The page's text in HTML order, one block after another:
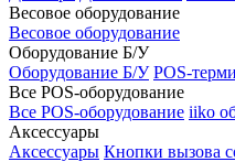
Весовое оборудование
Весовое оборудование
Оборудование Б/У
Оборудование Б/У POS-
Все POS-оборудование
Все POS-оборудование iiko
Аксессуары
Аксессуары Кнопки вызова